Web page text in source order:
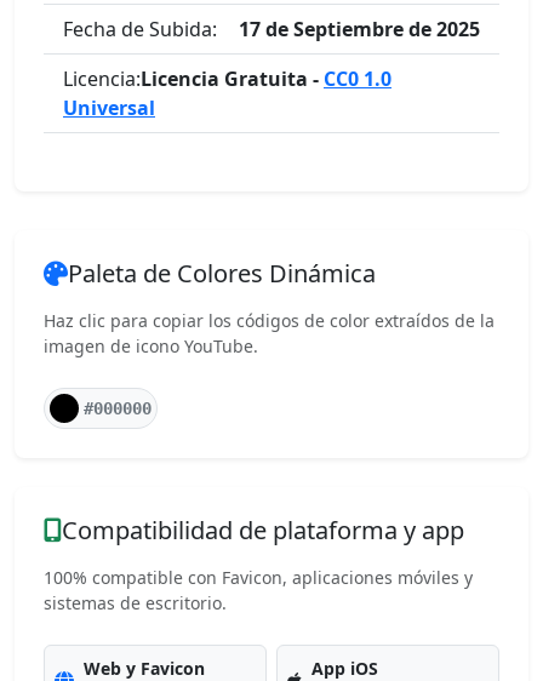
Fecha de Subida:
17 de Septiembre de 2025
Licencia:Licencia Gratuita - CC0 1.0
Universal
Paleta de Colores Dinámica
Haz clic para copiar los códigos de color extraídos de la
imagen de icono YouTube.
#000000
Compatibilidad de plataforma y app
100% compatible con Favicon, aplicaciones móviles y
sistemas de escritorio.
Web y Favicon App iOS